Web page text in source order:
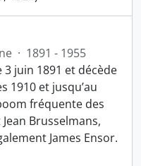
· 1891 - 1955
juin 1891 et décède
1910 et jusqu’au
fréquente des
Brusselmans,
James Ensor.